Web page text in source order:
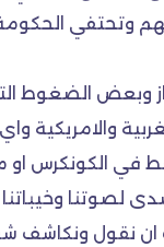
وتحتفي الحكومة
وبعض الضغوط
والامريكية واي
في الكونكرس او
وخيباتنا
نقول ونكاشف